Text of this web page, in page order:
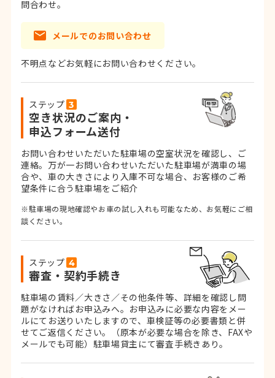
問合わせ。
メールでのお問い合わせ
不明点などお気軽にお問い合わせください。
ステップ
空き状況のご案内・
申込フォーム送付
お問い合わせいただいた駐車場の空室状況を確認し、ご
連絡。 万が一お問い合わせいただいた駐車場が満車の場
合や、車の大きさにより入庫不可な場合、お客様のご希
望条件に合う駐車場をご紹介
※駐車場の現地確認やお車の試し入れも可能なため、お気軽にご相
談ください。
ステップ
審査・契約手続き
駐車場の賃料／大きさ／その他条件等、詳細を確認し問
題がなければお申込みへ。お申込みに必要な内容をメー
ルにてお送りいたしますので、車検証等の必要書類と併
せてご返信ください。
（原本が必要な場合を除き、FAXや
メールでも可能） 駐車場貸主にて審査手続きあり。